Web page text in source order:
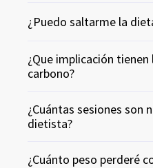
¿Puedo saltarme la
¿Que implicación
carbono?
¿Cuántas sesiones son
dietista?
¿Cuánto peso perderé